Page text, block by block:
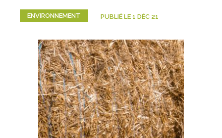
ENVIRONNEMENT PUBLIÉ LE 1 DÉC 21